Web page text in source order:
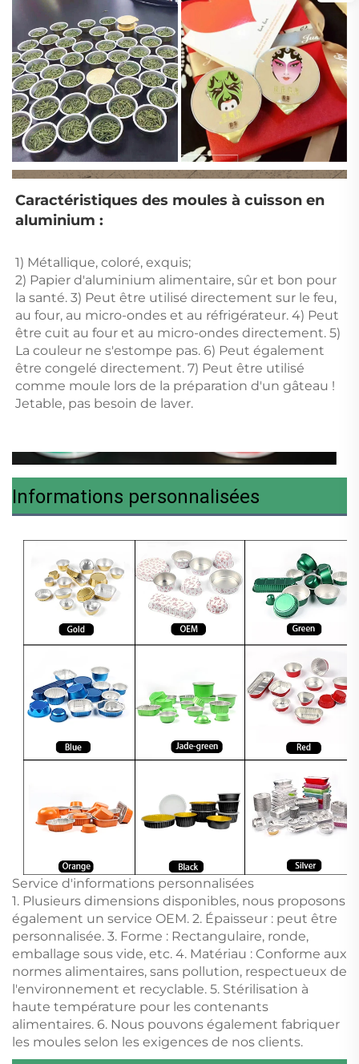
Caractéristiques des moules à cuisson en
aluminium :
1) Métallique, coloré, exquis;
2) Papier d'aluminium alimentaire, sûr et bon pour
la santé. 3) Peut être utilisé directement sur le feu,
au four, au micro-ondes et au réfrigérateur. 4) Peut
être cuit au four et au micro-ondes directement. 5)
La couleur ne s'estompe pas. 6) Peut également
être congelé directement. 7) Peut être utilisé
comme moule lors de la préparation d'un gâteau !
Jetable, pas besoin de laver.
Informations personnalisées
Service d'informations personnalisées
1. Plusieurs dimensions disponibles, nous proposons
également un service OEM. 2. Épaisseur : peut être
personnalisée. 3. Forme : Rectangulaire, ronde,
emballage sous vide, etc. 4. Matériau : Conforme aux
normes alimentaires, sans pollution, respectueux de
l'environnement et recyclable. 5. Stérilisation à
haute température pour les contenants
alimentaires. 6. Nous pouvons également fabriquer
les moules selon les exigences de nos clients.